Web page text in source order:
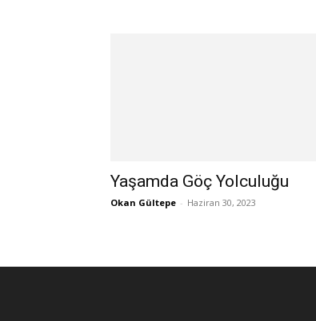
Yaşamda Göç Yolculuğu
Okan Gültepe - Haziran 30, 2023